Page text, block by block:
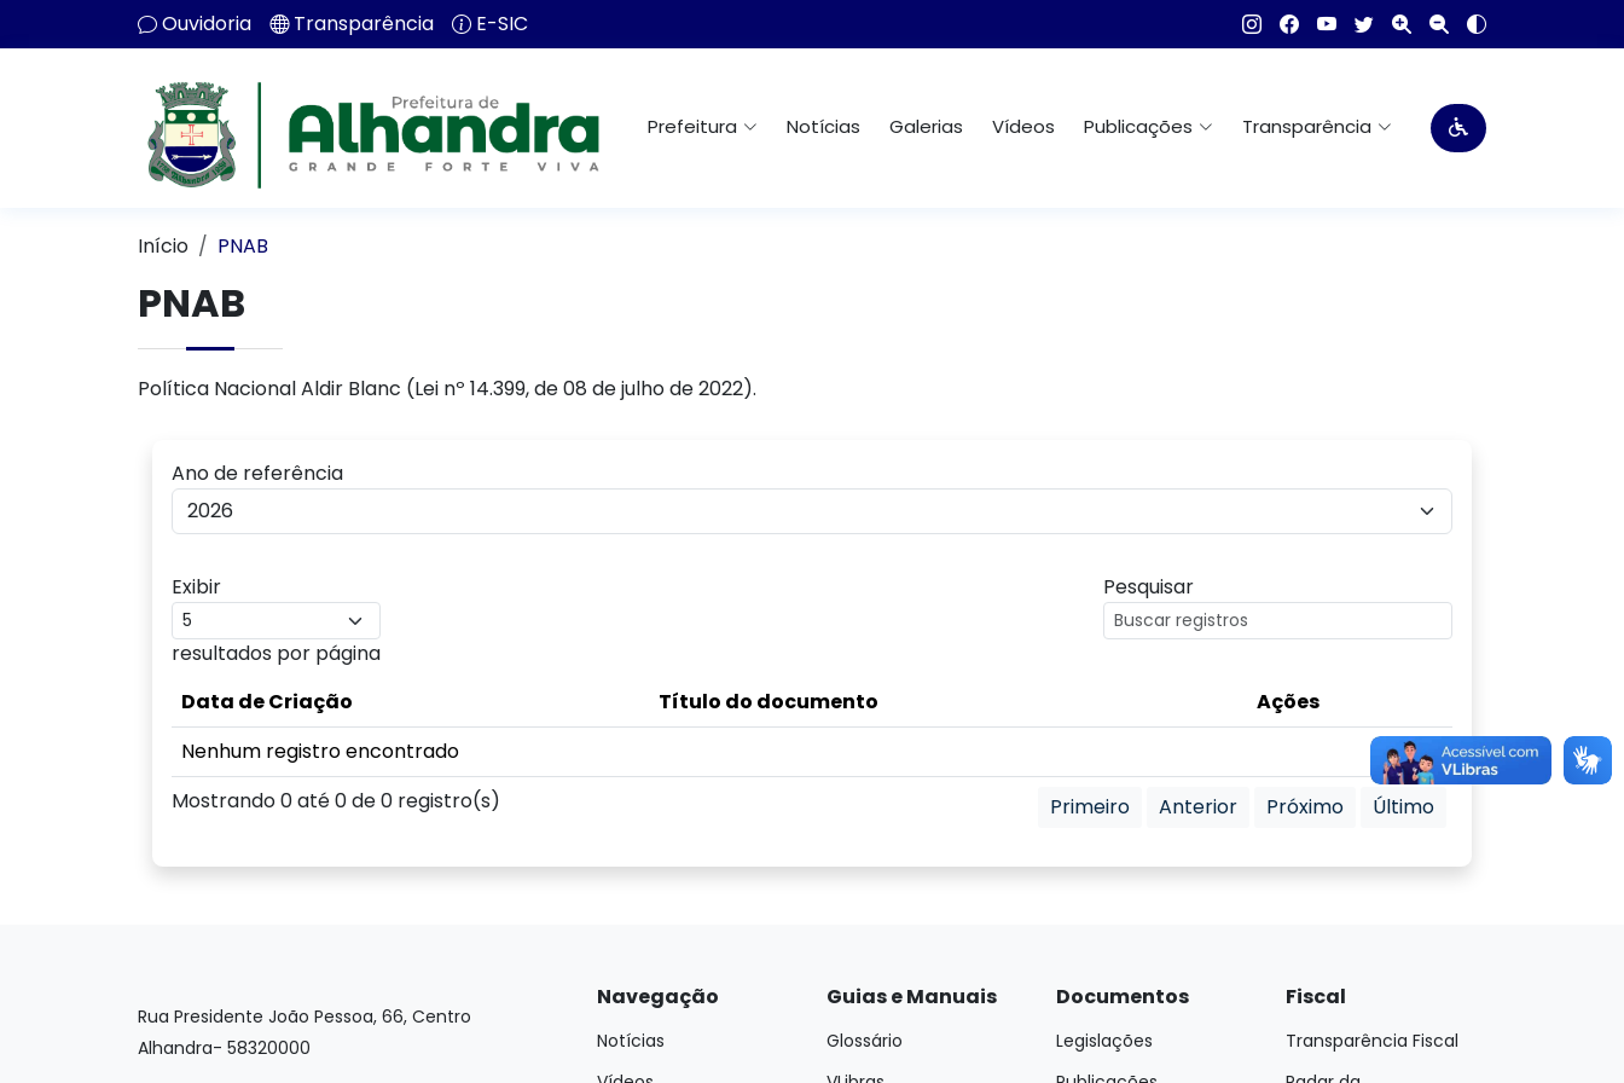
Ouvidoria Transparência E-SIC
Prefeitura Notícias Galerias Vídeos Publicações Transparência
Início PNAB
PNAB
Política Nacional Aldir Blanc (Lei nº 14.399, de 08 de julho de 2022).
Ano de referência
Exibir
resultados por página
Pesquisar
Data de Criação Título do documento
Ações
Nenhum registro encontrado
Mostrando 0 até 0 de 0 registro(s)
Primeiro Anterior Próximo Último
Rua Presidente João Pessoa, 66, Centro
Alhandra- 58320000
Navegação
Notícias
Guias e Manuais
Glossário
Documentos
Legislações
Fiscal
Transparência Fiscal